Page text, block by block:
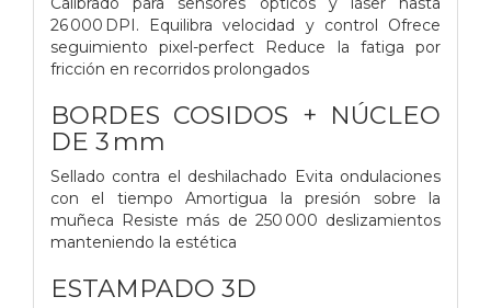
26 000 DPI. Equilibra velocidad y control Ofrece
seguimiento pixel-perfect Reduce la fatiga por
fricción en recorridos prolongados
BORDES COSIDOS + NÚCLEO
DE 3 mm
Sellado contra el deshilachado Evita ondulaciones
con el tiempo Amortigua la presión sobre la
muñeca Resiste más de 250 000 deslizamientos
manteniendo la estética
ESTAMPADO 3D